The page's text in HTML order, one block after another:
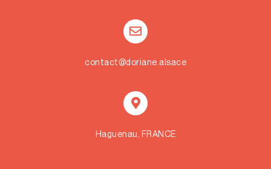
contact@doriane.alsace
Haguenau, FRANCE